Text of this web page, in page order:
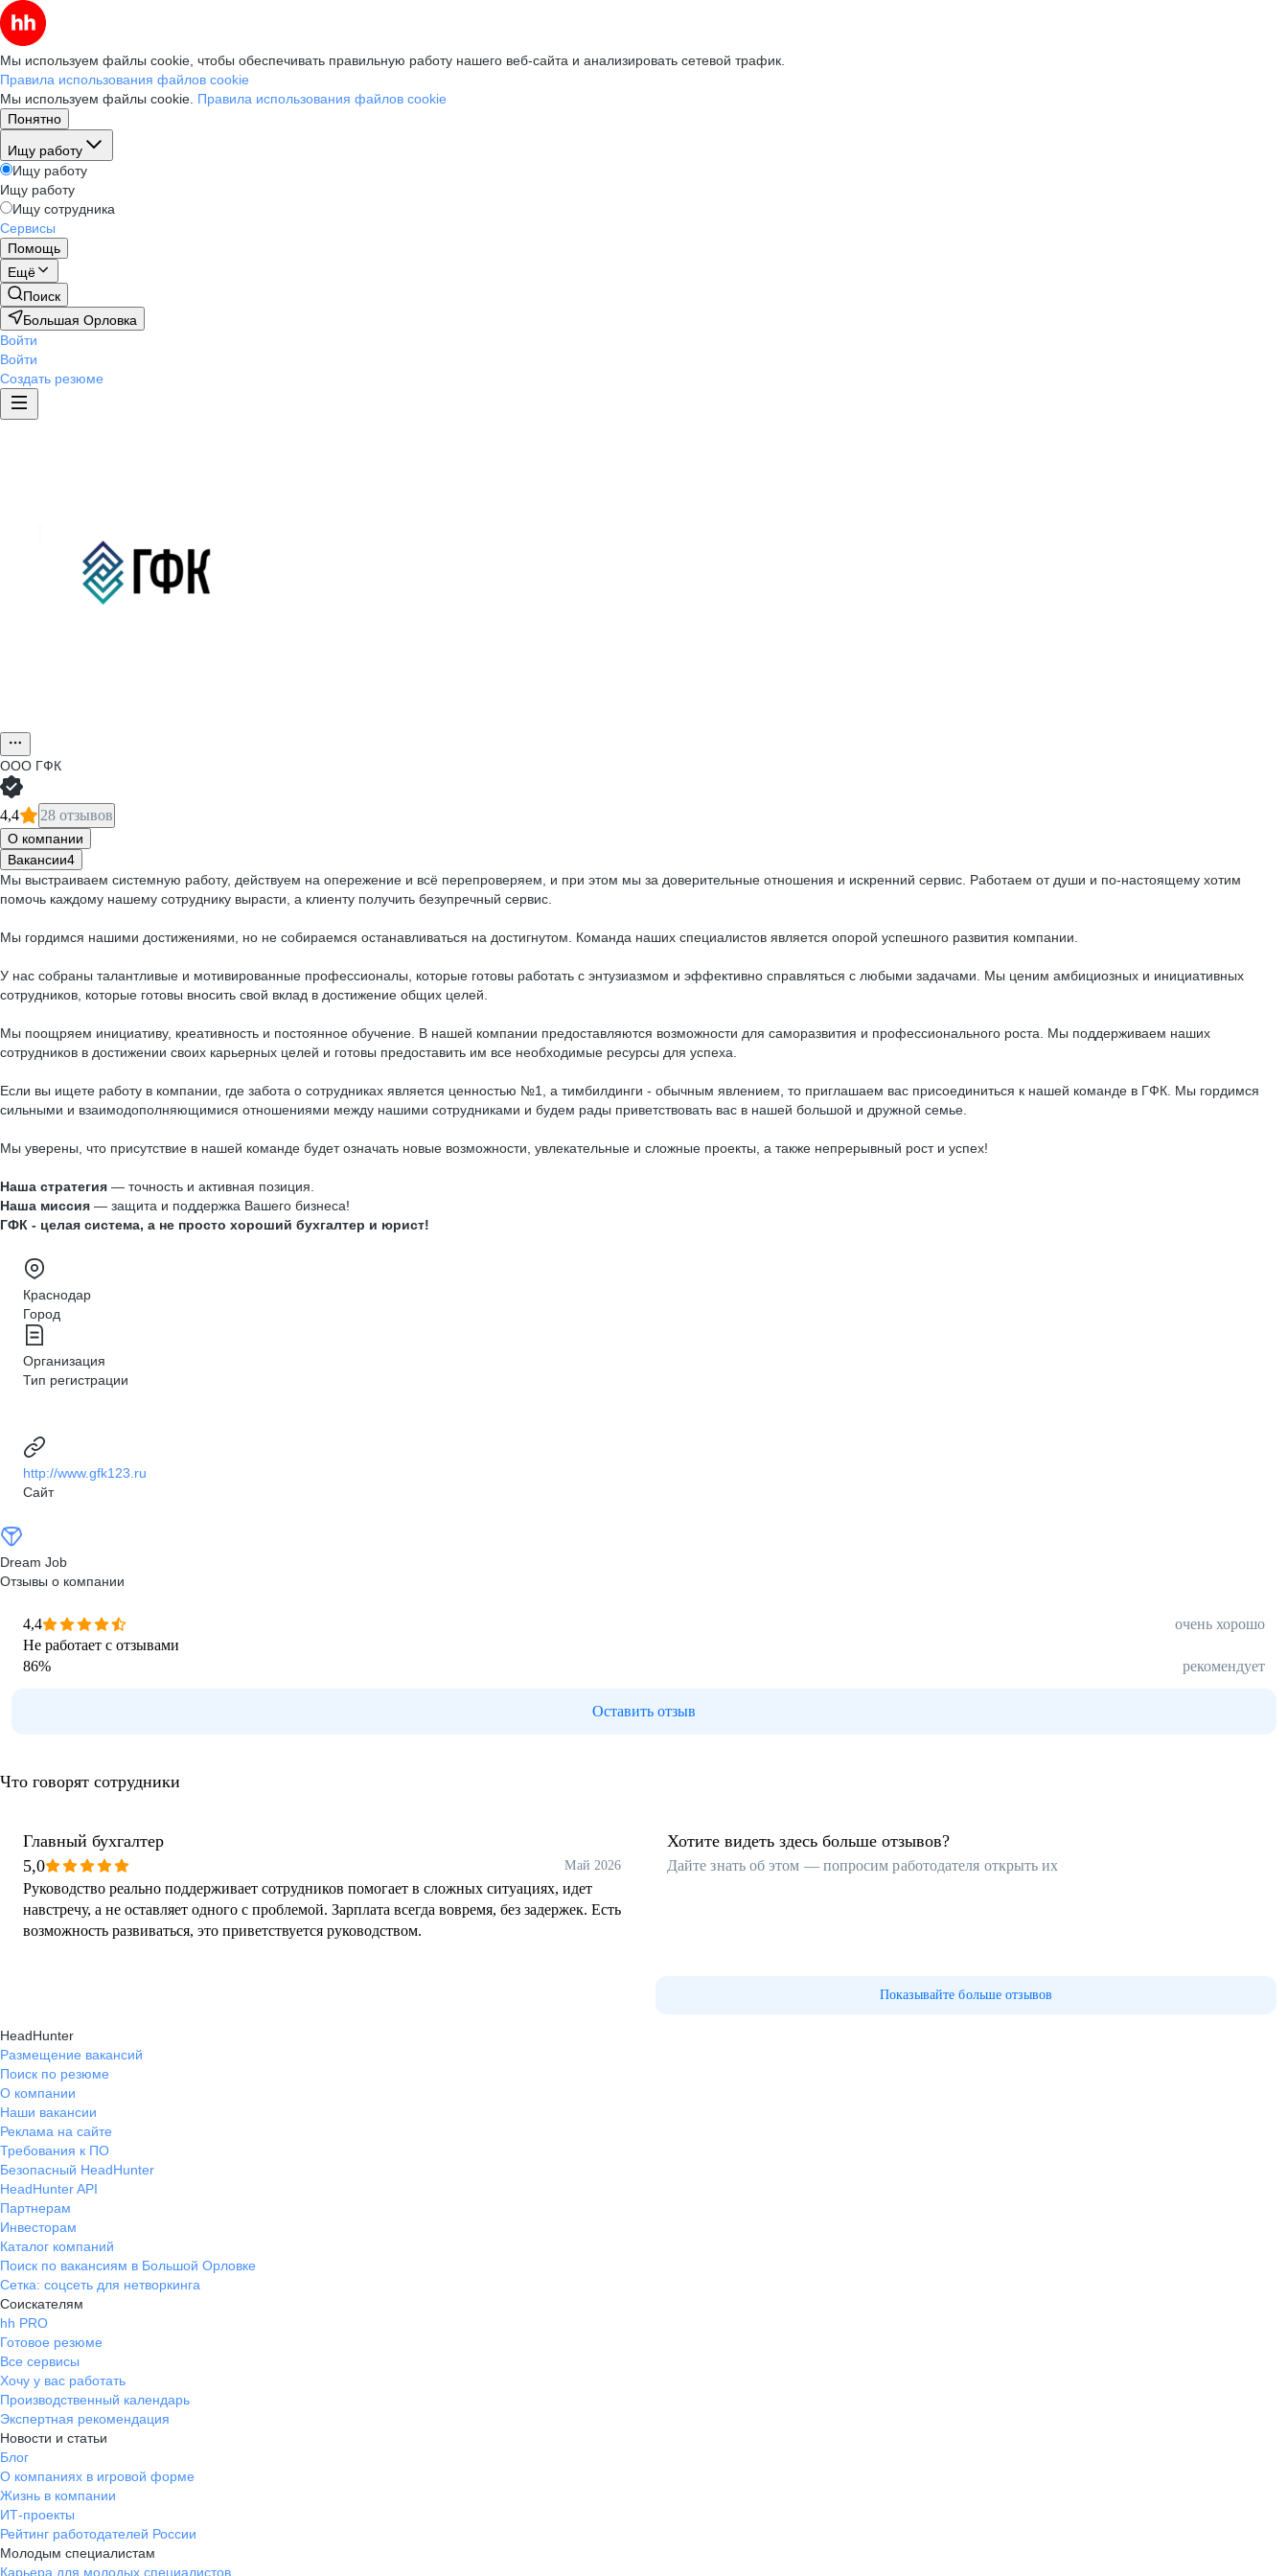
Мы используем файлы cookie, чтобы обеспечивать правильную работу нашего веб-сайта и анализировать сетевой трафик.
Правила использования файлов cookie
Мы используем файлы cookie. Правила использования файлов cookie
Понятно
Ищу работу
Ищу работу
Ищу работу
Ищу сотрудника
Сервисы
Помощь
Ещё
Поиск
Большая Орловка
Войти
Войти
Создать резюме
ООО ГФК
4,4 28 отзывов
О компании
Вакансии4
Мы выстраиваем системную работу, действуем на опережение и всё перепроверяем, и при этом мы за доверительные отношения и искренний сервис. Работаем от души и по-настоящему хотим
помочь каждому нашему сотруднику вырасти, а клиенту получить безупречный сервис.
Мы гордимся нашими достижениями, но не собираемся останавливаться на достигнутом. Команда наших специалистов является опорой успешного развития компании.
У нас собраны талантливые и мотивированные профессионалы, которые готовы работать с энтузиазмом и эффективно справляться с любыми задачами. Мы ценим амбициозных и инициативных
сотрудников, которые готовы вносить свой вклад в достижение общих целей.
Мы поощряем инициативу, креативность и постоянное обучение. В нашей компании предоставляются возможности для саморазвития и профессионального роста. Мы поддерживаем наших
сотрудников в достижении своих карьерных целей и готовы предоставить им все необходимые ресурсы для успеха.
Если вы ищете работу в компании, где забота о сотрудниках является ценностью №1, а тимбилдинги - обычным явлением, то приглашаем вас присоединиться к нашей команде в ГФК. Мы гордимся
сильными и взаимодополняющимися отношениями между нашими сотрудниками и будем рады приветствовать вас в нашей большой и дружной семье.
Мы уверены, что присутствие в нашей команде будет означать новые возможности, увлекательные и сложные проекты, а также непрерывный рост и успех!
Наша стратегия — точность и активная позиция.
Наша миссия — защита и поддержка Вашего бизнеса!
ГФК - целая система, а не просто хороший бухгалтер и юрист!
Краснодар
Город
Организация
Тип регистрации
http://www.gfk123.ru
Сайт
Dream Job
Отзывы о компании
4,4
очень хорошо
Не работает с отзывами
86% рекомендует
Оставить отзыв
Что говорят сотрудники
Главный бухгалтер
5,0
Май 2026
Руководство реально поддерживает сотрудников помогает в сложных ситуациях, идет
навстречу, а не оставляет одного с проблемой. Зарплата всегда вовремя, без задержек. Есть
возможность развиваться, это приветствуется руководством.
Хотите видеть здесь больше отзывов?
Дайте знать об этом — попросим работодателя открыть их
Показывайте больше отзывов
HeadHunter
Размещение вакансий
Поиск по резюме
О компании
Наши вакансии
Реклама на сайте
Требования к ПО
Безопасный HeadHunter
HeadHunter API
Партнерам
Инвесторам
Каталог компаний
Поиск по вакансиям в Большой Орловке
Сетка: соцсеть для нетворкинга
Соискателям
hh PRO
Готовое резюме
Все сервисы
Хочу у вас работать
Производственный календарь
Экспертная рекомендация
Новости и статьи
Блог
О компаниях в игровой форме
Жизнь в компании
ИТ-проекты
Рейтинг работодателей России
Молодым специалистам
Карьера для молодых специалистов